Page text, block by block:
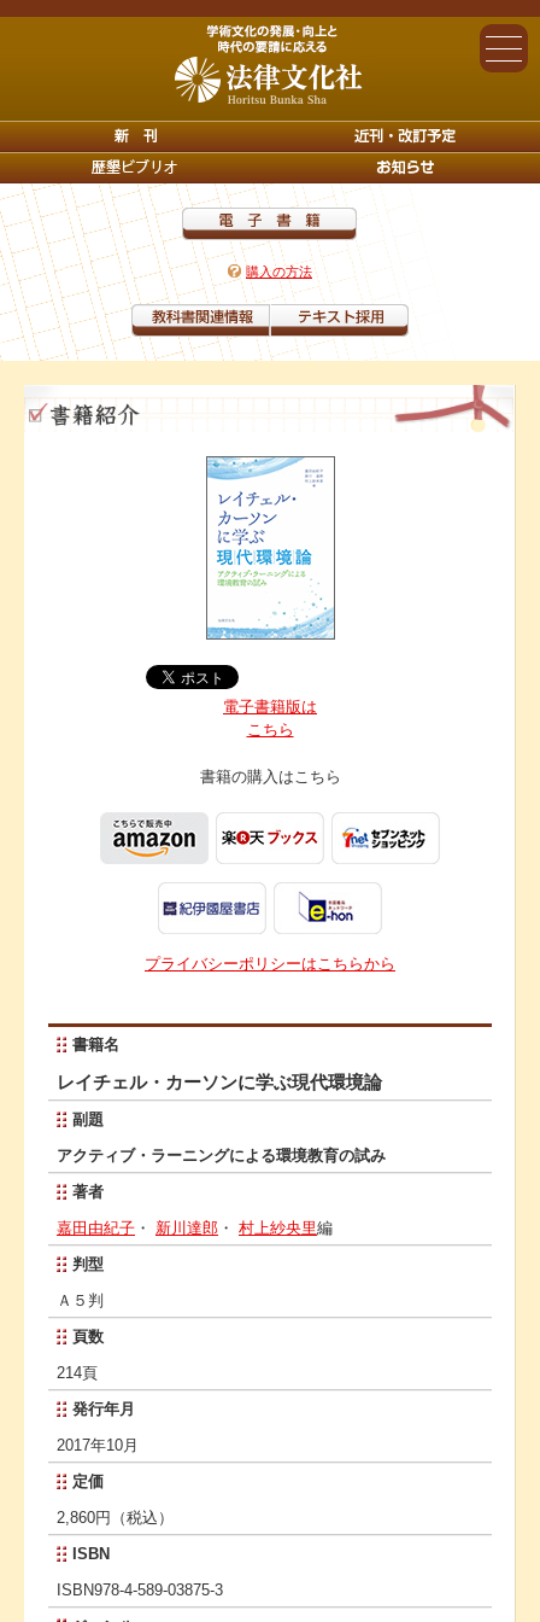
購入の方法
電子書籍版は
こちら
書籍の購入はこちら
プライバシーポリシーはこちらから
書籍名
レイチェル・カーソンに学ぶ現代環境論
副題
アクティブ・ラーニングによる環境教育の試み
著者
嘉田由紀子 ・ 新川達郎 ・ 村上紗央里編
判型
Ａ５判
頁数
214頁
発行年月
2017年10月
定価
2,860円（税込）
ISBN
ISBN978-4-589-03875-3